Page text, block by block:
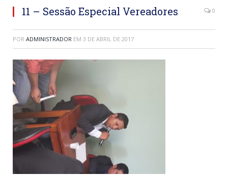
11 – Sessão Especial Vereadores 0
POR ADMINISTRADOR EM 3 DE ABRIL DE 2017